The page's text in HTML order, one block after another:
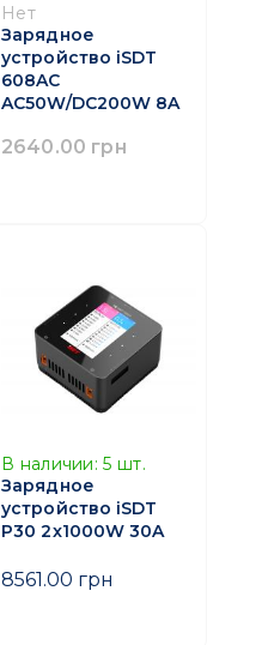
Нет
Зарядное
устройство iSDT
608AC
AC50W/DC200W 8A
2640.00 грн
В наличии: 5 шт.
Зарядное
устройство iSDT
P30 2x1000W 30A
8561.00 грн